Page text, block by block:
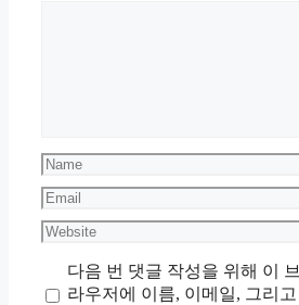
Name
Email
Website
다음 번 댓글 작성을 위해 이 브
라우저에 이름, 이메일, 그리고